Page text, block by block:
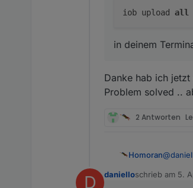
iob upload all
in deinem
Danke hab ich
Problem solved ..
2 Antworten
Homoran@
D danielloschrieb am 5.
zuletzt editiert